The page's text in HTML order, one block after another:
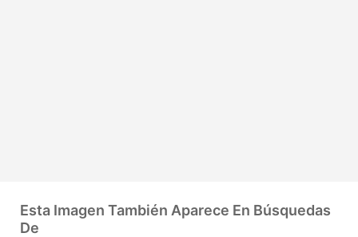
Esta Imagen También Aparece En Búsquedas
De